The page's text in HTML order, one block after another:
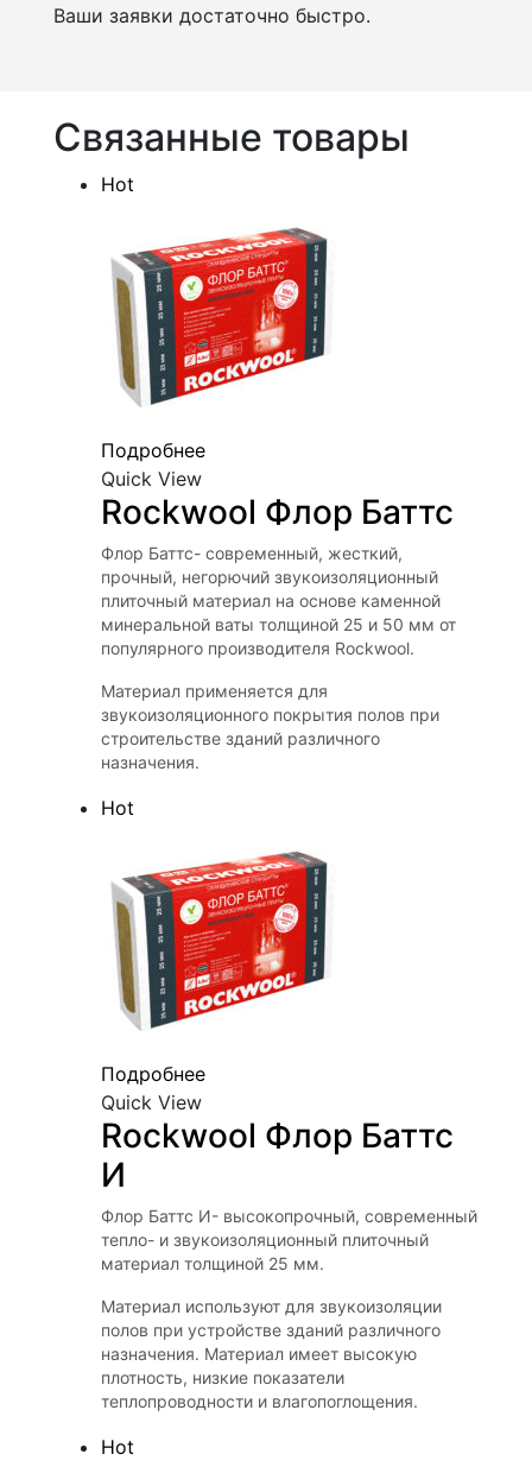
Ваши заявки достаточно быстро.
Связанные товары
Hot
Подробнее
Quick View
Rockwool Флор Баттс
Флор Баттс- современный, жесткий,
прочный, негорючий звукоизоляционный
плиточный материал на основе каменной
минеральной ваты толщиной 25 и 50 мм от
популярного производителя Rockwool.
Материал применяется для
звукоизоляционного покрытия полов при
строительстве зданий различного
назначения.
Hot
Подробнее
Quick View
Rockwool Флор Баттс
И
Флор Баттс И- высокопрочный, современный
тепло- и звукоизоляционный плиточный
материал толщиной 25 мм.
Материал используют для звукоизоляции
полов при устройстве зданий различного
назначения. Материал имеет высокую
плотность, низкие показатели
теплопроводности и влагопоглощения.
Hot